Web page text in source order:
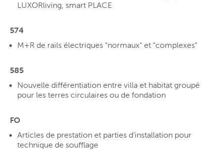
LUXORliving, smart PLACE
574
M+R de rails électriques "normaux" et "complexes"
585
Nouvelle différentiation entre villa et habitat groupé
pour les terres circulaires ou de fondation
FO
Articles de prestation et parties d’installation pour
technique de soufflage